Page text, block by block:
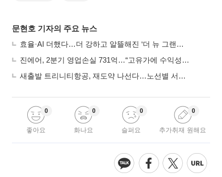
문현호 기자의 주요 뉴스
효율·AI 더했다…더 강하고 알뜰해진 ‘더 뉴 그랜저 하이브리드’
진에어, 2분기 영업손실 731억…“고유가에 수익성 악화”
새출발 트리니티항공, 재도약 나선다…노선별 서비스 차별화
좋아요
0
화나요
0
슬퍼요
0
추가취재 원해요
0